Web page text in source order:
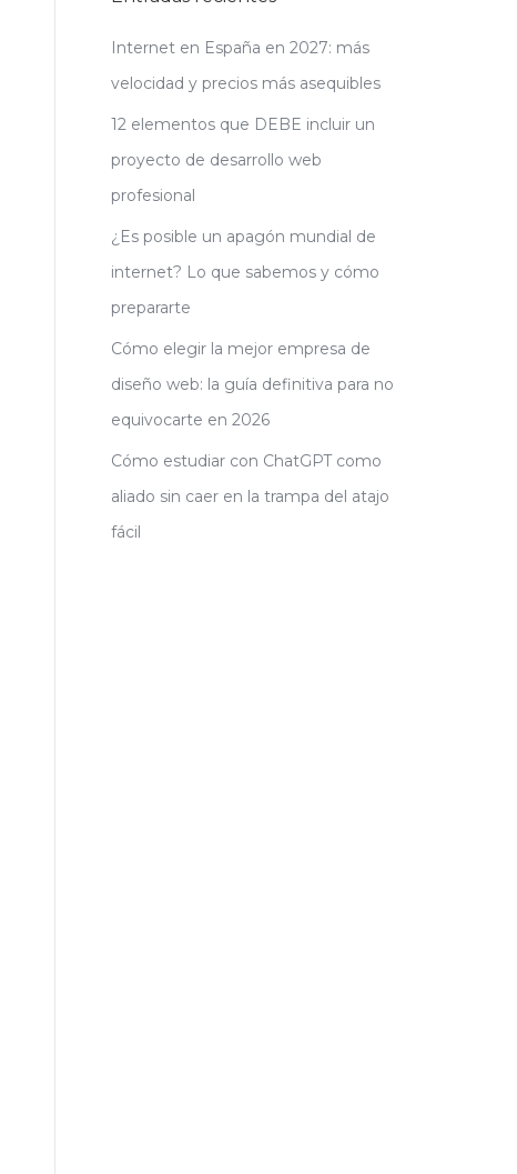
Internet en España en 2027: más
velocidad y precios más asequibles
12 elementos que DEBE incluir un
proyecto de desarrollo web
profesional
¿Es posible un apagón mundial de
internet? Lo que sabemos y cómo
prepararte
Cómo elegir la mejor empresa de
diseño web: la guía definitiva para no
equivocarte en 2026
Cómo estudiar con ChatGPT como
aliado sin caer en la trampa del atajo
fácil